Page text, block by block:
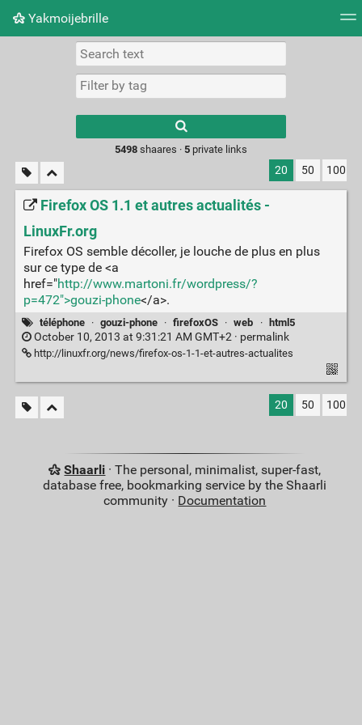
Yakmoijebrille
Picture wall
results.
5498shaares · 5private links
20 50 100
Firefox OS 1.1 et autres actualités -
LinuxFr.org
Firefox OS semble décoller, je louche de plus en plus
sur ce type de <a
href="http://www.martoni.fr/wordpress/?
p=472">gouzi-phone</a>.
téléphone · gouzi-phone · firefoxOS · web · html5
October 10, 2013 at 9:31:21 AM GMT+2 · permalink
http://linuxfr.org/news/firefox-os-1-1-et-autres-actualites
20 50 100
Shaarli · The personal, minimalist, super-fast,
database free, bookmarking service by the Shaarli
community · Documentation